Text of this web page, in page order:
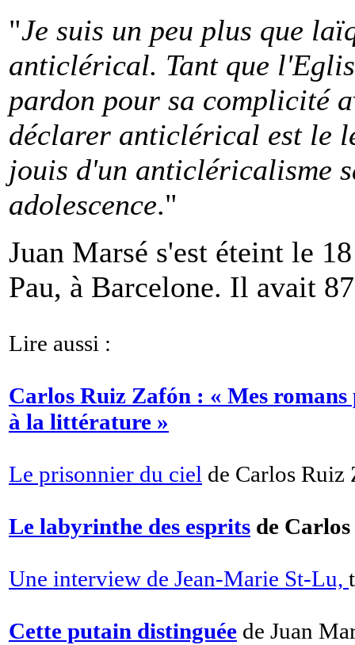
"Je suis un peu plus que
anticlérical. Tant que
pardon pour sa complicité
déclarer anticlérical est le
jouis d'un anticléricalisme
adolescence."
Juan Marsé s'est éteint le
Pau, à Barcelone. Il avait
Lire aussi :
Carlos Ruiz Zafón : « Mes
à la littérature »
Le prisonnier du ciel de Carlos Ruiz
Le labyrinthe des esprits de
Une interview de Jean-Marie St-Lu,
Cette putain distinguée de Juan